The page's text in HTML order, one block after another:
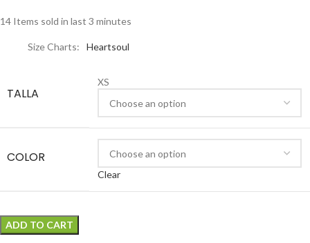
14 Items sold in last 3 minutes
Size Charts Heartsoul
TALLA
XS
COLOR
Clear
ADD TO CART